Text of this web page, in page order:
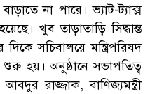
না পারে। ভ্যাট-ট্যাক্স
খুব তাড়াতাড়ি সিদ্ধান্ত
সচিবালয়ে মন্ত্রিপরিষদ
হয়। অনুষ্ঠানে সভাপতিত্ব
আবদুর রাজ্জাক, বাণিজ্যমন্ত্রী